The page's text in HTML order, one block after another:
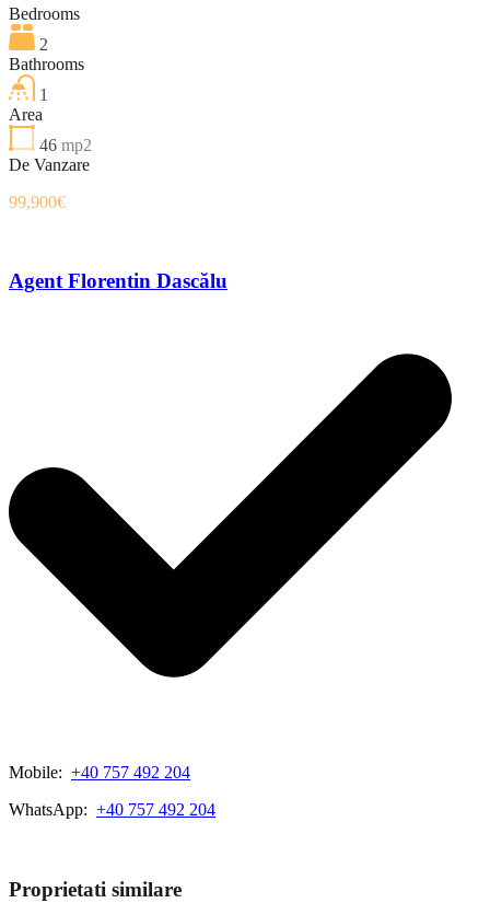
Bedrooms
2
Bathrooms
1
Area
46 mp2
De Vanzare
99,900€
Agent Florentin Dascălu
Mobile: +40 757 492 204
WhatsApp: +40 757 492 204
Proprietati similare